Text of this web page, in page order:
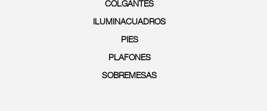
COLGANTES
ILUMINACUADROS
PIES
PLAFONES
SOBREMESAS